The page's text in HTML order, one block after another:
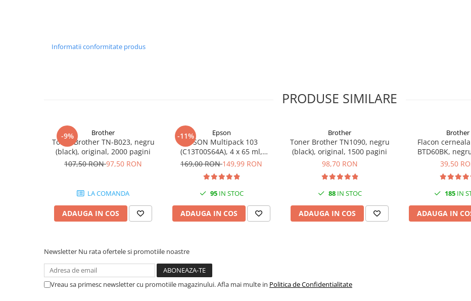
Monitoare LED
Accesorii monitoare
SSD-uri interne
Hard disk-uri interne
Informatii conformitate produs
PRODUSE SIMILARE
-9% Brother
Toner Brother TN-B023, negru
(black), original, 2000 pagini
107,50 RON97,50 RON
LA COMANDA
ADAUGA IN COS
-11% Epson
EPSON Multipack 103
(C13T00S64A), 4 x 65 ml,
Black/Cyan/Magenta/Yellow
169,00 RON149,99 RON
95IN STOC
ADAUGA IN COS
Brother
Toner Brother TN1090, negru
(black), original, 1500 pagini
98,70 RON
88IN STOC
ADAUGA IN COS
Brother
Flacon
BTD60BK,
original, 6500
39,50
185 IN
ADAUGA IN
Newsletter Nu rata ofertele si promotiile noastre
Vreau sa primesc newsletter cu promotiile magazinului. Afla mai multe in Politica de Confidentialitate